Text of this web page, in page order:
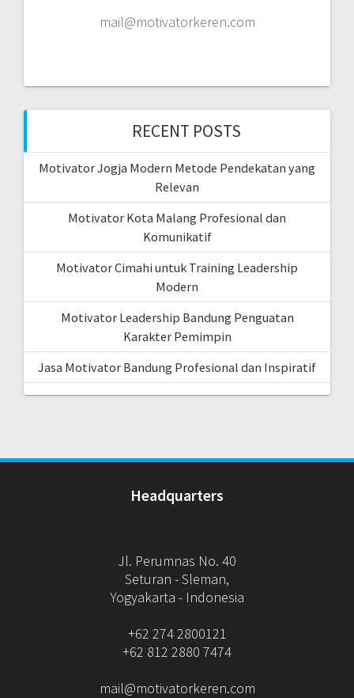
mail@motivatorkeren.com
RECENT POSTS
Motivator Jogja Modern Metode Pendekatan yang
Relevan
Motivator Kota Malang Profesional dan
Komunikatif
Motivator Cimahi untuk Training Leadership
Modern
Motivator Leadership Bandung Penguatan
Karakter Pemimpin
Jasa Motivator Bandung Profesional dan Inspiratif
Headquarters
Jl. Perumnas No. 40
Seturan - Sleman,
Yogyakarta - Indonesia
+62 274 2800121
+62 812 2880 7474
mail@motivatorkeren.com